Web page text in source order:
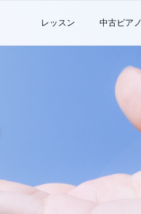
レッスン 中古ピアノ